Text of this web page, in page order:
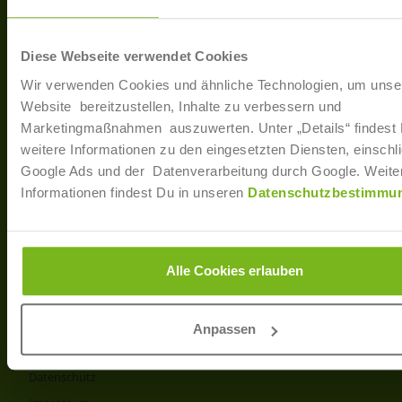
Diese Webseite verwendet Cookies
Wir verwenden Cookies und ähnliche Technologien, um
Website bereitzustellen, Inhalte zu verbessern und
Marketingmaßnahmen auszuwerten. Unter „Details“ findest
weitere Informationen zu den eingesetzten Diensten,
Google Ads und der Datenverarbeitung durch Google.
Informationen findest Du in unseren
Alle Cookies erlauben
Anpassen
40233 Düsseldorf
T: +49 (0)211 / 866 68 - 13
E-Mail: info@joborama.de
Über Uns
Veranstaltungen
Ansprechpartner
Partner
Produkt- und Preisliste
Disclaimer